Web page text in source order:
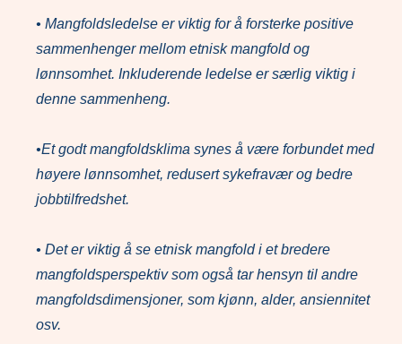
• Mangfoldsledelse er viktig for å forsterke positive
sammenhenger mellom etnisk mangfold og
lønnsomhet. Inkluderende ledelse er særlig viktig i
denne sammenheng.
•Et godt mangfoldsklima synes å være forbundet med
høyere lønnsomhet, redusert sykefravær og bedre
jobbtilfredshet.
• Det er viktig å se etnisk mangfold i et bredere
mangfoldsperspektiv som også tar hensyn til andre
mangfoldsdimensjoner, som kjønn, alder, ansiennitet
osv.